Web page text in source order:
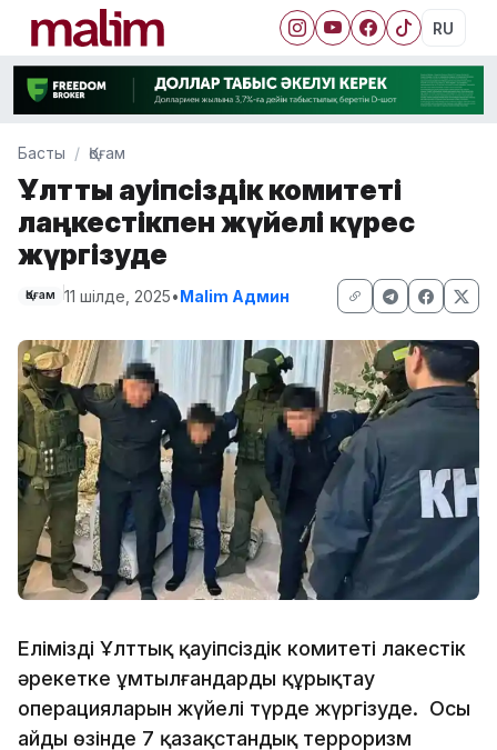
RU
Басты Қоғам
Ұлттық қауіпсіздік комитеті
лаңкестікпен жүйелі күрес
жүргізуде
Қоғам 11 шілде, 2025•Malim Админ
Еліміздің Ұлттық қауіпсіздік комитеті лаңкестік
әрекетке ұмтылғандарды құрықтау
операцияларын жүйелі түрде жүргізуде. Осы
айдың өзінде 7 қазақстандық терроризм